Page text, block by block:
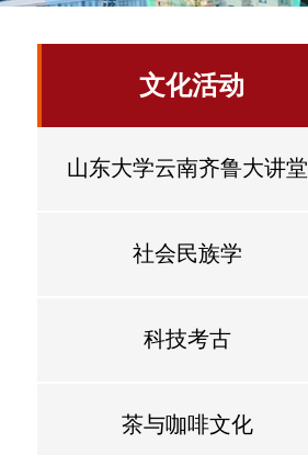
文化活动
山东大学云南齐鲁大讲堂
社会民族学
科技考古
茶与咖啡文化